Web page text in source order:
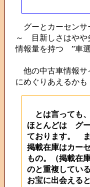
グーとカーセンサ
～ 目新しさはやや
情報量を持つ ”車
他の中古車情報サ
にめぐりあえるかも
とは言っても
ほとんどは グー
ております。
掲載在庫はカー
もの。（掲載在
のと重複してい
お宝に出会える